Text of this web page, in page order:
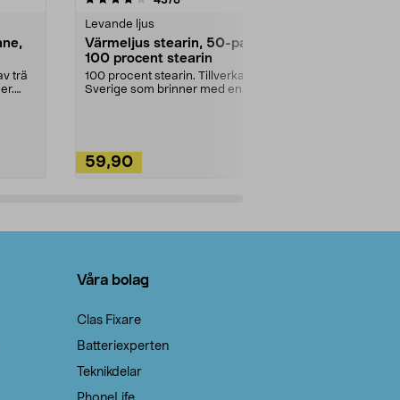
trä
Levande ljus
Värmeljus stearin, 50-pack,
100 procent stearin
100 procent stearin. Tillverkade i
Sverige som brinner med en
59,90
Våra bolag
Clas Fixare
Batteriexperten
Teknikdelar